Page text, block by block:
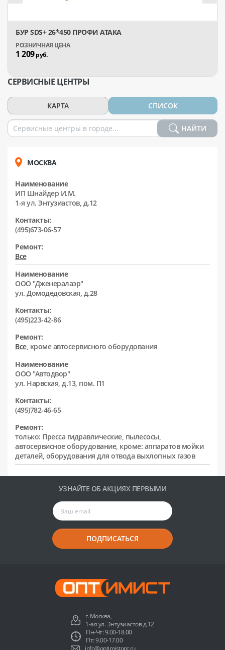
БУР SDS+ 26*450 ПРОФИ АТАКА
1 209руб.
СЕРВИСНЫЕ ЦЕНТРЫ
КАРТА СПИСОК
НАЙТИ
МОСКВА
Наименование
ИП Шнайдер И.М.
1-я ул. Энтузиастов, д.12
Контакты:
(495)673-06-57
Ремонт:
Все
Наименование
ООО "Дженералаэр"
ул. Домодедовская, д.28
Контакты:
(495)223-42-86
Ремонт:
Все, кроме автосервисного оборудования
Наименование
ООО "Автодвор"
ул. Нарвская, д.13, пом. П1
Контакты:
(495)782-46-65
Ремонт:
только: Пресса гидравлические, пылесосы,
автосервисное оборудование, кроме: аппаратов мойки
деталей, оборудования для отвода выхлопных газов
УЗНАЙТЕ ОБ АКЦИЯХ ПЕРВЫМИ
ПОДПИСАТЬСЯ
г. Москва,
1-ая ул. Энтузиастов д.12
Пн-Чт: 9.00-18.00
Пт: 9.00-17.00
info@optimistopt.ru